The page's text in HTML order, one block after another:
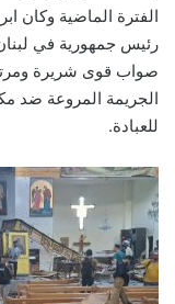
الفترة الماضية وكان
رئيس جمهورية في
صواب قوى شريرة
الجريمة المروعة ضد
للعبادة.